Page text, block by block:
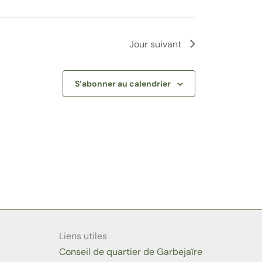
Jour suivant
S’abonner au calendrier
Liens utiles
Conseil de quartier de Garbejaïre